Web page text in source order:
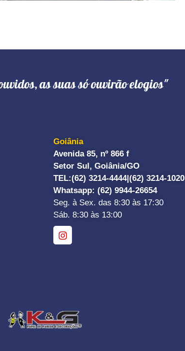
as suas só ouvirão elogios"
Goiânia
Avenida 85, nº 866 f
Setor Sul, Goiânia/GO
TEL:(62) 3214-4444| (62) 3214-1020
Whatsapp: (62) 9944-26654
Seg. à Sex. das 8:30 às 17:30
Sáb. 8:30 às 13:00